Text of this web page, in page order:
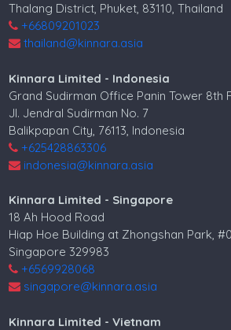
Thalang District, Phuket, 83110, Thailand
+66809201023
thailand@kinnara.asia
Kinnara Limited - Indonesia
Grand Sudirman Office Panin Tower 8th
Jl. Jendral Sudirman No. 7
Balikpapan City, 76113, Indonesia
+625428863306
indonesia@kinnara.asia
Kinnara Limited - Singapore
18 Ah Hood Road
Hiap Hoe Building at Zhongshan Park,
Singapore 329983
+6569928068
singapore@kinnara.asia
Kinnara Limited - Vietnam